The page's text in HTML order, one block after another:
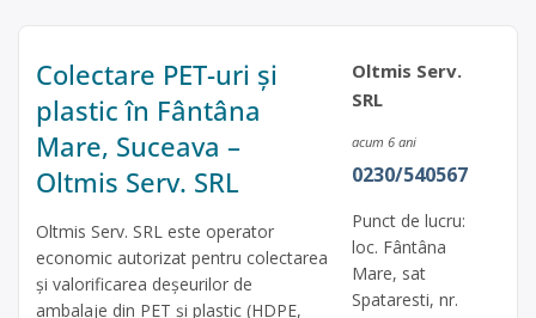
Colectare PET-uri și
plastic în Fântâna
Mare, Suceava –
Oltmis Serv. SRL
Oltmis Serv. SRL este operator
economic autorizat pentru colectarea
și valorificarea deșeurilor de
ambalaje din PET și plastic (HDPE,
Oltmis Serv.
SRL
acum 6 ani
0230/540567
Punct de lucru:
loc. Fântâna
Mare, sat
Spataresti, nr.